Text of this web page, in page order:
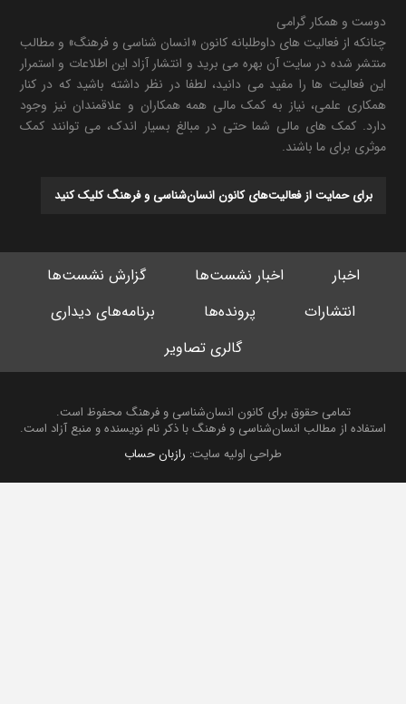
دوست و همکار گرامی
چنانکه از فعالیت های داوطلبانه کانون «انسان شناسی و فرهنگ» و مطالب
منتشر شده در سایت آن بهره می برید و انتشار آزاد این اطلاعات و استمرار
این فعالیت ها را مفید می دانید، لطفا در نظر داشته باشید که در کنار
همکاری علمی، نیاز به کمک مالی همه همکاران و علاقمندان نیز وجود
دارد. کمک های مالی شما حتی در مبالغ بسیار اندک، می توانند کمک
موثری برای ما باشند.
برای حمایت از فعالیت‌های کانون انسان‌شناسی و فرهنگ کلیک کنید
اخبار اخبار نشست‌ها
گزارش نشست‌ها
انتشارات
پرونده‌ها
برنامه‌های دیداری
گالری تصاویر
تمامی حقوق برای کانون انسان‌شناسی و فرهنگ محفوظ است.
استفاده از مطالب انسان‌شناسی و فرهنگ با ذکر نام نویسنده و منبع آزاد است.
طراحی اولیه سایت:رازبان حساب